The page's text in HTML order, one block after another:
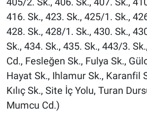
416. Sk., 423. Sk., 425/1. Sk.,
428. Sk., 428/1. Sk., 430. Sk.,
Sk., 434. Sk., 435. Sk., 443/3.
Cd., Fesleğen Sk., Fulya Sk.,
Hayat Sk., Ihlamur Sk., Karanfil
Kılıç Sk., Site İç Yolu, Turan
Mumcu Cd.)